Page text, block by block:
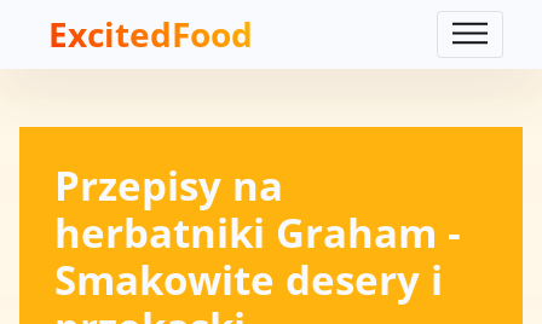
ExcitedFood
Przepisy na
herbatniki Graham -
Smakowite desery i